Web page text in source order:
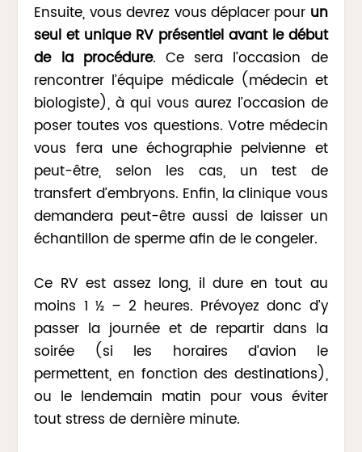
Ensuite, vous devrez vous déplacer pour un
seul et unique RV présentiel avant le début
de la procédure. Ce sera l’occasion de
rencontrer l’équipe médicale (médecin et
biologiste), à qui vous aurez l’occasion de
poser toutes vos questions. Votre médecin
vous fera une échographie pelvienne et
peut-être, selon les cas, un test de
transfert d’embryons. Enfin, la clinique vous
demandera peut-être aussi de laisser un
échantillon de sperme afin de le congeler.
Ce RV est assez long, il dure en tout au
moins 1 ½ – 2 heures. Prévoyez donc d’y
passer la journée et de repartir dans la
soirée (si les horaires d’avion le
permettent, en fonction des destinations),
ou le lendemain matin pour vous éviter
tout stress de dernière minute.